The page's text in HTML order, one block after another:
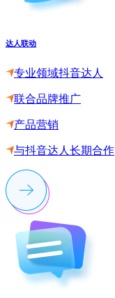
达人联动
专业领域抖音达人
联合品牌推广
产品营销
与抖音达人长期合作